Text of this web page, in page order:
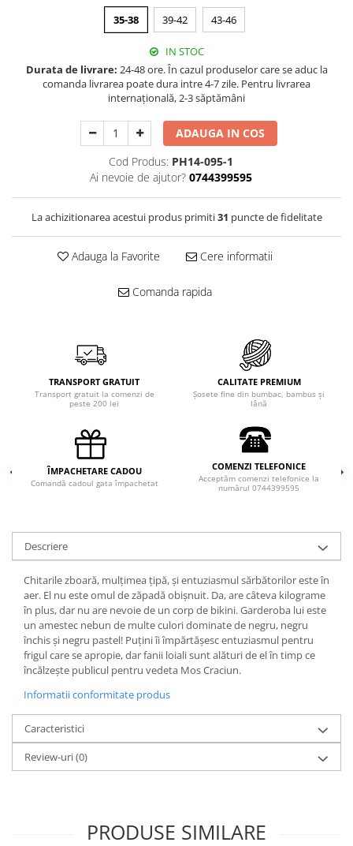
Cutie Cadou Merino
Drumetie
35-38 39-42 43-46
IN STOC
Durata de livrare: 24-48 ore. În cazul produselor care se aduc la
comanda livrarea poate dura intre 4-7 zile. Pentru livrarea
internațională, 2-3 săptămâni
ADAUGA IN COS
Cod Produs: PH14-095-1
Ai nevoie de ajutor? 0744399595
La achizitionarea acestui produs primiti31 puncte de fidelitate
Adauga la Favorite Cere informatii
Comanda rapida
TRANSPORT GRATUIT
Transport gratuit la comenzi de
peste 200 lei
CALITATE PREMIUM
Șosete fine din bumbac, bambus și
lână
ÎMPACHETARE CADOU
Comandă cadoul gata împachetat
COMENZI TELEFONICE
Acceptăm comenzi telefonice la
numărul 0744399595
Descriere
Chitarile zboară, mulțimea țipă, și entuziasmul sărbătorilor este în
aer. El nu este omul de zăpadă obișnuit. Da, are câteva kilograme
în plus, dar nu are nevoie de un corp de bikini. Garderoba lui este
un amestec nebun de multe culori dominate de negru, negru
închis și negru pastel! Puțini îi împărtășesc entuziasmul pentru
frigul care se apropie, dar fanii loiali sunt alături de el în timp ce
încălzește publicul pentru vedeta Mos Craciun.
Informatii conformitate produs
Caracteristici
Review-uri(0)
PRODUSE SIMILARE